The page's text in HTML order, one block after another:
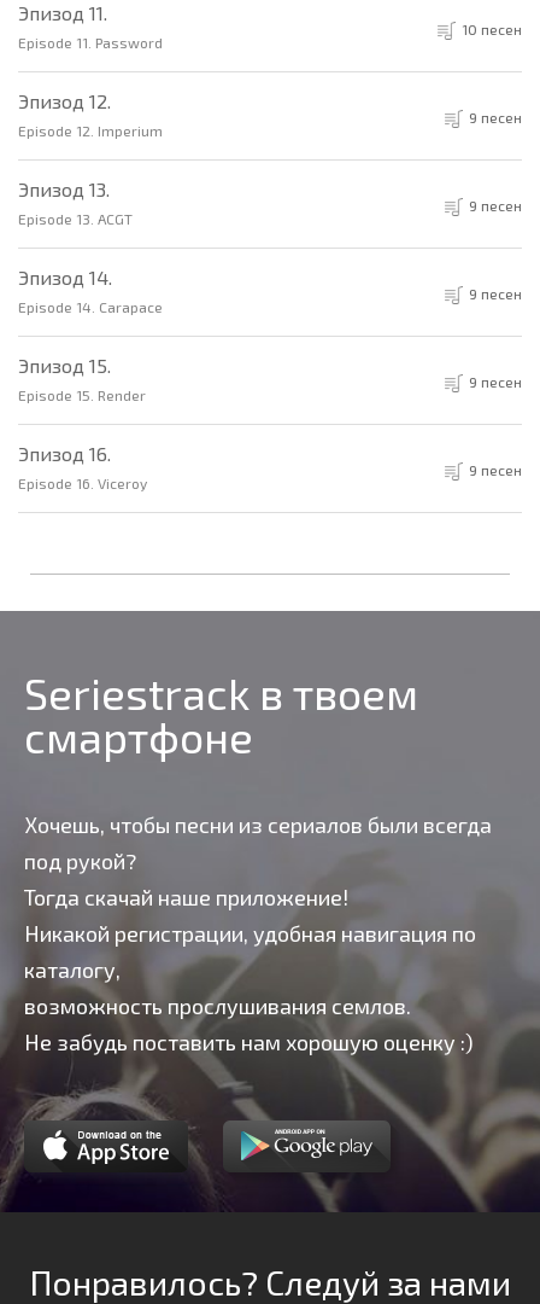
Эпизод 11.
Episode 11. Password
10 песен
Эпизод 12.
Episode 12. Imperium
9 песен
Эпизод 13.
Episode 13. ACGT
9 песен
Эпизод 14.
Episode 14. Carapace
9 песен
Эпизод 15.
Episode 15. Render
9 песен
Эпизод 16.
Episode 16. Viceroy
9 песен
Seriestrack в твоем
смартфоне
Хочешь, чтобы песни из сериалов были всегда
под рукой?
Тогда скачай наше приложение!
Никакой регистрации, удобная навигация по
каталогу,
возможность прослушивания семлов.
Не забудь поставить нам хорошую оценку :)
Понравилось? Следуй за нами